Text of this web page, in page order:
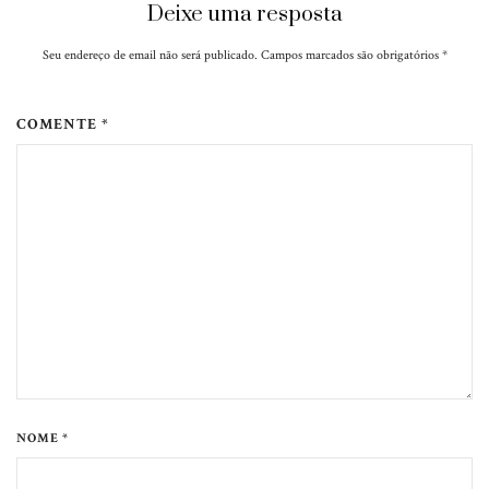
Deixe uma resposta
Seu endereço de email não será publicado. Campos marcados são obrigatórios *
COMENTE *
NOME *